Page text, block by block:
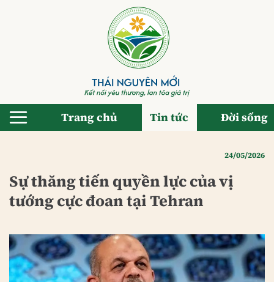
Trang chủ Tin tức Đời sống
24/05/2026
Sự thăng tiến quyền lực của vị
tướng cực đoan tại Tehran